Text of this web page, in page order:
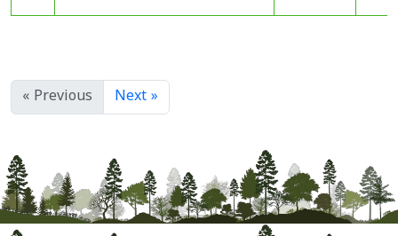
« Previous Next »